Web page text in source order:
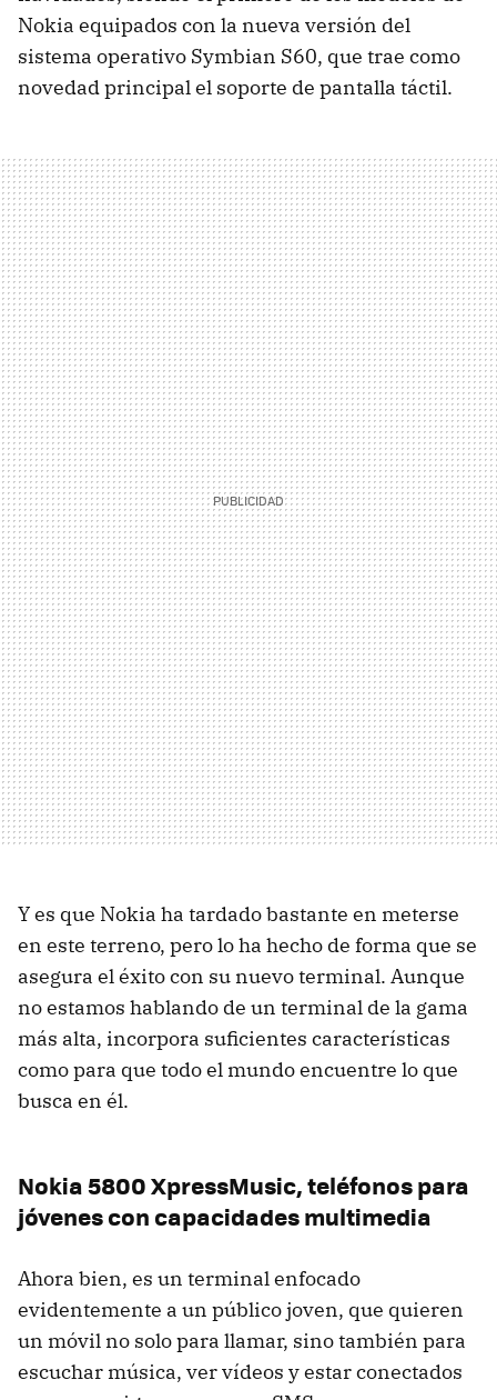
Nokia equipados con la nueva versión del
sistema operativo Symbian S60, que trae como
novedad principal el soporte de pantalla táctil.
Y es que Nokia ha tardado bastante en meterse
en este terreno, pero lo ha hecho de forma que se
asegura el éxito con su nuevo terminal. Aunque
no estamos hablando de un terminal de la gama
más alta, incorpora suficientes características
como para que todo el mundo encuentre lo que
busca en él.
Nokia 5800 XpressMusic, teléfonos para
jóvenes con capacidades multimedia
Ahora bien, es un terminal enfocado
evidentemente a un público joven, que quieren
un móvil no solo para llamar, sino también para
escuchar música, ver vídeos y estar conectados